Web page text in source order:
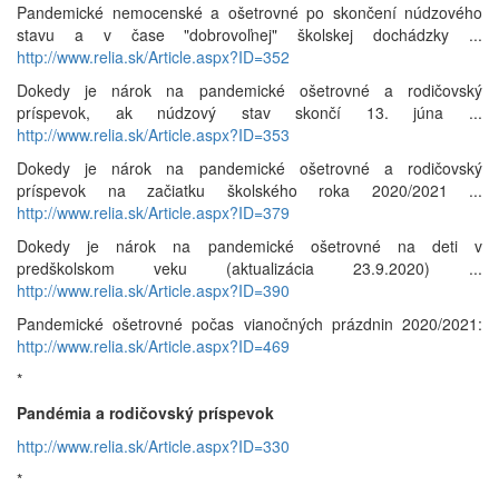
Pandemické nemocenské a ošetrovné po skončení núdzového
stavu a v čase "dobrovoľnej" školskej dochádzky ...
http://www.relia.sk/Article.aspx?ID=352
Dokedy je nárok na pandemické ošetrovné a rodičovský
príspevok, ak núdzový stav skončí 13. júna ...
http://www.relia.sk/Article.aspx?ID=353
Dokedy je nárok na pandemické ošetrovné a rodičovský
príspevok na začiatku školského roka 2020/2021 ...
http://www.relia.sk/Article.aspx?ID=379
Dokedy je nárok na pandemické ošetrovné na deti v
predškolskom veku (aktualizácia 23.9.2020) ...
http://www.relia.sk/Article.aspx?ID=390
Pandemické ošetrovné počas vianočných prázdnin 2020/2021:
http://www.relia.sk/Article.aspx?ID=469
*
Pandémia a rodičovský príspevok
http://www.relia.sk/Article.aspx?ID=330
*